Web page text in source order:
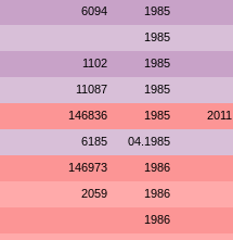
6094 1985
1985
1102 1985
11087 1985
146836 1985 2011
6185 04.1985
146973 1986
2059 1986
1986